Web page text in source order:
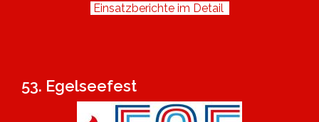
Einsatzberichte im Detail
53. Egelseefest